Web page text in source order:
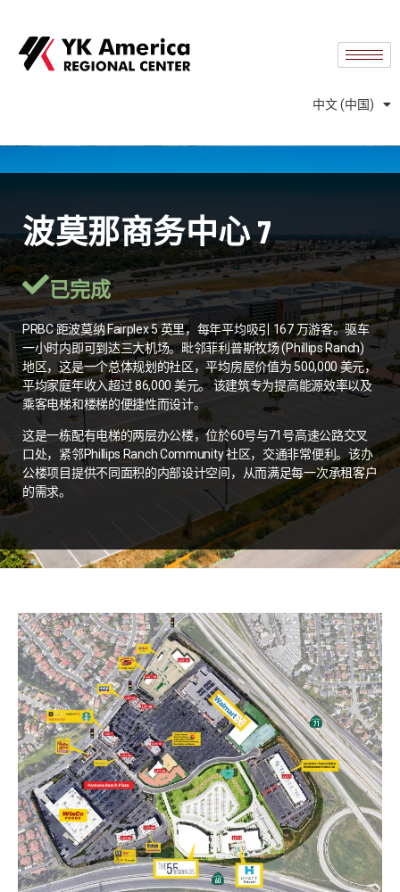
中文 (中国)
English
Português
波莫那商务中心 7
已完成
PRBC 距波莫纳 Fairplex 5 英里，每年平均吸引 167 万游客。驱车
一小时内即可到达三大机场。毗邻菲利普斯牧场 (Phillips Ranch)
地区，这是一个总体规划的社区，平均房屋价值为 500,000 美元，
平均家庭年收入超过 86,000 美元。 该建筑专为提高能源效率以及
乘客电梯和楼梯的便捷性而设计。
这是一栋配有电梯的两层办公楼，位於60号与71号高速公路交叉
口处，紧邻Phillips Ranch Community 社区，交通非常便利。该办
公楼项目提供不同面积的内部设计空间，从而满足每一次承租客户
的需求。